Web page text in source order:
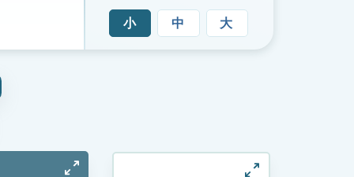
小 中 大